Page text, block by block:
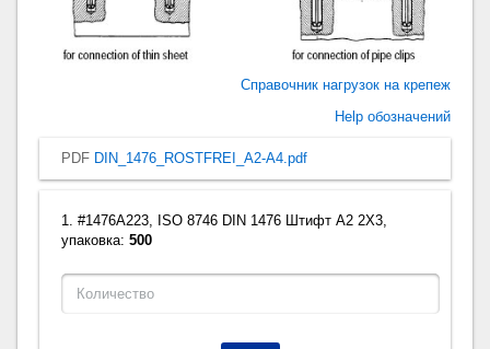
Справочник нагрузок на крепеж
Help обозначений
PDF DIN_1476_ROSTFREI_A2-A4.pdf
1. #1476A223, ISO 8746 DIN 1476 Штифт A2 2X3,
упаковка:500